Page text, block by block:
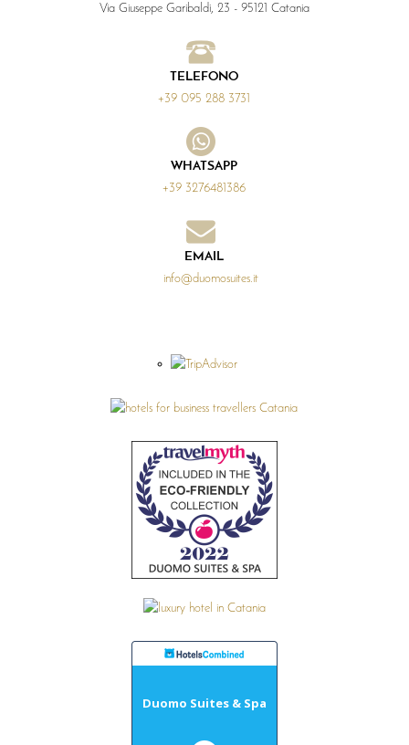
Via Giuseppe Garibaldi, 23 - 95121 Catania
TELEFONO
+39 095 288 3731
WHATSAPP
+39 3276481386
EMAIL
info@duomosuites.it
Duomo Suites & Spa